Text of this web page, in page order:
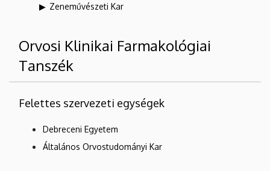
Zeneművészeti Kar
Orvosi Klinikai Farmakológiai
Tanszék
Felettes szervezeti egységek
Debreceni Egyetem
Általános Orvostudományi Kar